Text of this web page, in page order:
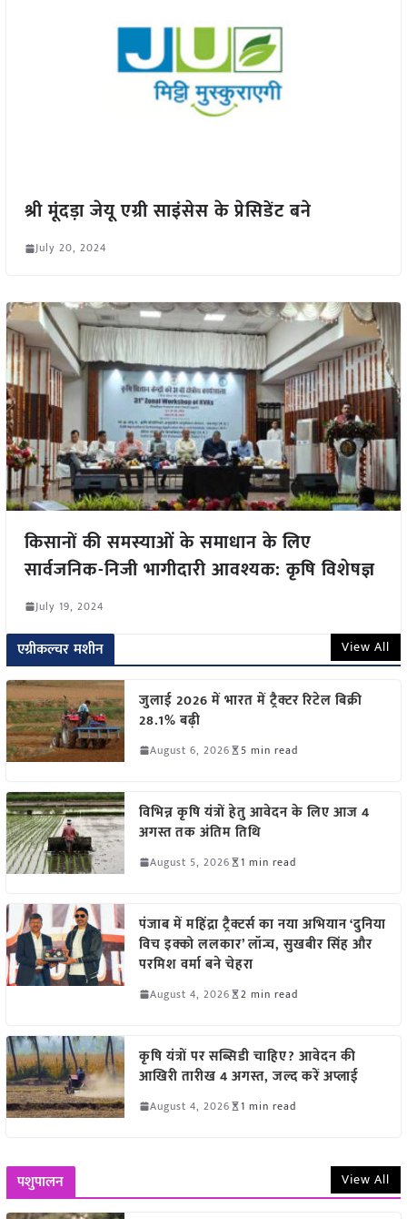
श्री मूंदड़ा जेयू एग्री साइंसेस के प्रेसिडेंट बने
July 20, 2024
किसानों की समस्याओं के समाधान के लिए
सार्वजनिक-निजी भागीदारी आवश्यक: कृषि विशेषज्ञ
July 19, 2024
एग्रीकल्चर मशीन View All
जुलाई 2026 में भारत में ट्रैक्टर रिटेल बिक्री
28.1% बढ़ी
August 6, 2026 5 min read
विभिन्न कृषि यंत्रों हेतु आवेदन के लिए आज 4
अगस्त तक अंतिम तिथि
August 5, 2026 1 min read
पंजाब में महिंद्रा ट्रैक्टर्स का नया अभियान ‘दुनिया
विच इक्को ललकार’ लॉन्च, सुखबीर सिंह और
परमिश वर्मा बने चेहरा
August 4, 2026 2 min read
कृषि यंत्रों पर सब्सिडी चाहिए? आवेदन की
आखिरी तारीख 4 अगस्त, जल्द करें अप्लाई
August 4, 2026 1 min read
पशुपालन View All